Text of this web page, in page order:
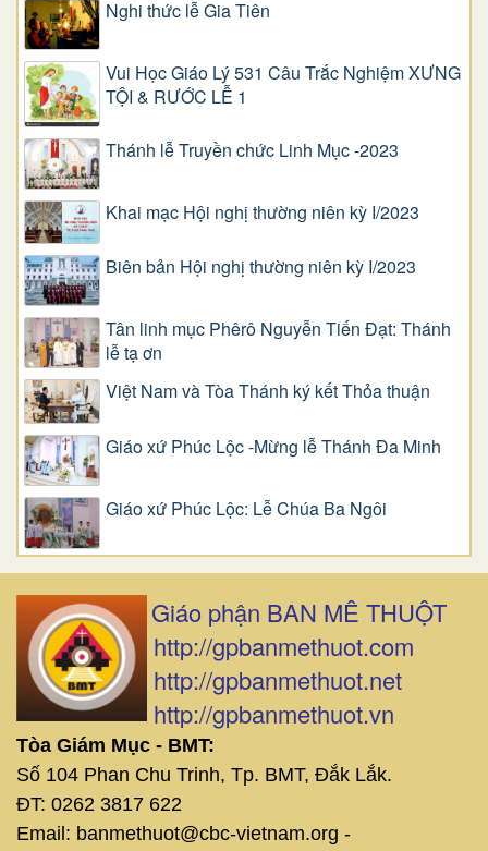
Nghi thức lễ Gia Tiên
Vui Học Giáo Lý 531 Câu Trắc Nghiệm XƯNG
TỘI & RƯỚC LỄ 1
Thánh lễ Truyền chức Linh Mục -2023
Khai mạc Hội nghị thường niên kỳ I/2023
Biên bản Hội nghị thường niên kỳ I/2023
Tân linh mục Phêrô Nguyễn Tiến Đạt: Thánh
lễ tạ ơn
Việt Nam và Tòa Thánh ký kết Thỏa thuận
Giáo xứ Phúc Lộc -Mừng lễ Thánh Đa Minh
Giáo xứ Phúc Lộc: Lễ Chúa Ba Ngôi
Giáo phận BAN MÊ THUỘT
http://gpbanmethuot.com
http://gpbanmethuot.net
http://gpbanmethuot.vn
Tòa Giám Mục - BMT:
Số 104 Phan Chu Trinh, Tp. BMT, Đắk Lắk.
ĐT: 0262 3817 622
Email: banmethuot@cbc-vietnam.org -